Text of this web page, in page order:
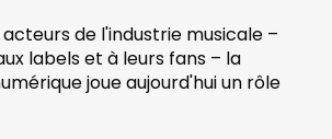
acteurs de l'industrie musicale –
labels et à leurs fans – la
joue aujourd'hui un rôle